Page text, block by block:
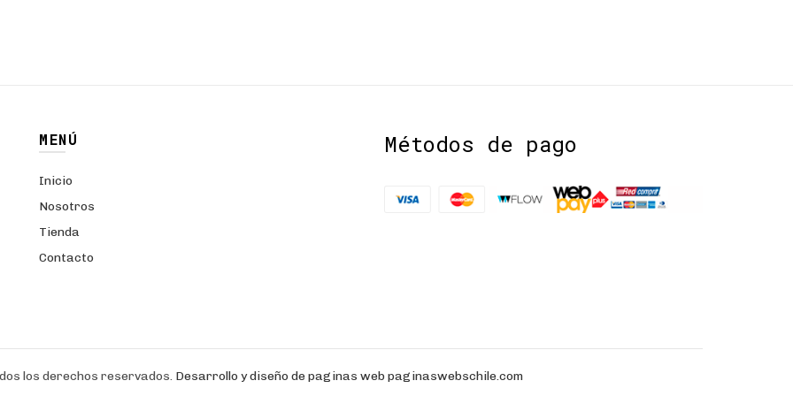
MENÚ
Inicio
Nosotros
Tienda
Contacto
Métodos de pago
los derechos reservados. Desarrollo y diseño de paginas web paginaswebschile.com